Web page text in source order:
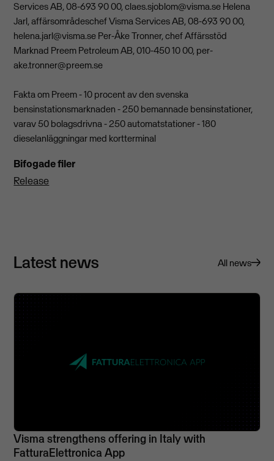
Services AB, 08-693 90 00,claes.sjoblom@visma.se Helena
Jarl, affärsområdeschef Visma Services AB, 08-693 90 00,
helena.jarl@visma.se Per-Åke Tronner, chef Affärsstöd
Marknad Preem Petroleum AB, 010-450 10 00, per-
ake.tronner@preem.se
Fakta om Preem - 10 procent av den svenska
bensinstationsmarknaden - 250 bemannade bensinstationer,
varav 50 bolagsdrivna - 250 automatstationer - 180
dieselanläggningar med kortterminal
Bifogade filer
Release
Latest news All news
Visma strengthens offering in Italy with
FatturaElettronica App